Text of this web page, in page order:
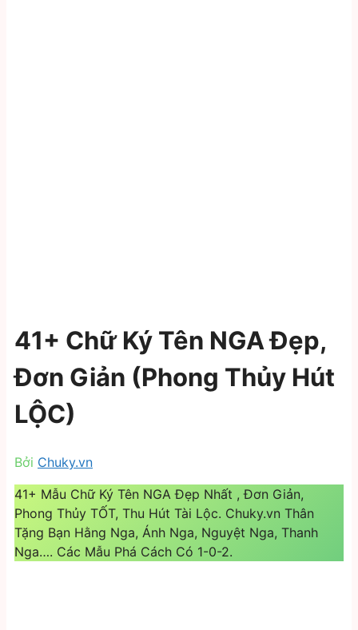
41+ Chữ Ký Tên NGA Đẹp,
Đơn Giản (Phong Thủy Hút
LỘC)
Bởi Chuky.vn
41+ Mẫu Chữ Ký Tên NGA Đẹp Nhất , Đơn Giản,
Phong Thủy TỐT, Thu Hút Tài Lộc. Chuky.vn Thân
Tặng Bạn Hằng Nga, Ánh Nga, Nguyệt Nga, Thanh
Nga…. Các Mẫu Phá Cách Có 1-0-2.